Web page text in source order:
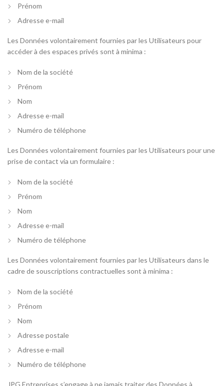
Prénom
Adresse e-mail
Les Données volontairement fournies par les Utilisateurs pour
accéder à des espaces privés sont à minima :
Nom de la société
Prénom
Nom
Adresse e-mail
Numéro de téléphone
Les Données volontairement fournies par les Utilisateurs pour une
prise de contact via un formulaire :
Nom de la société
Prénom
Nom
Adresse e-mail
Numéro de téléphone
Les Données volontairement fournies par les Utilisateurs dans le
cadre de souscriptions contractuelles sont à minima :
Nom de la société
Prénom
Nom
Adresse postale
Adresse e-mail
Numéro de téléphone
JPG Entreprises s’engage à ne jamais traiter des Données à